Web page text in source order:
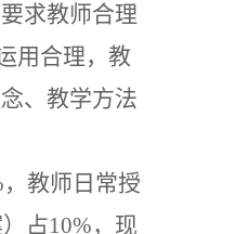
求教师合理
用合理，教
、教学方法
，教师日常授
占10%，现